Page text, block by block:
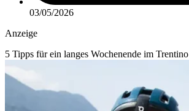
03/05/2026
Anzeige
5 Tipps für ein langes Wochenende im Trentino